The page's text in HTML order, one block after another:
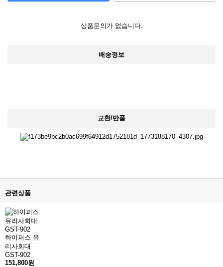
상품문의가 없습니다.
배송정보
교환/반품
관련상품
하이퍼스 유
리사회대
GST-902
151,800원